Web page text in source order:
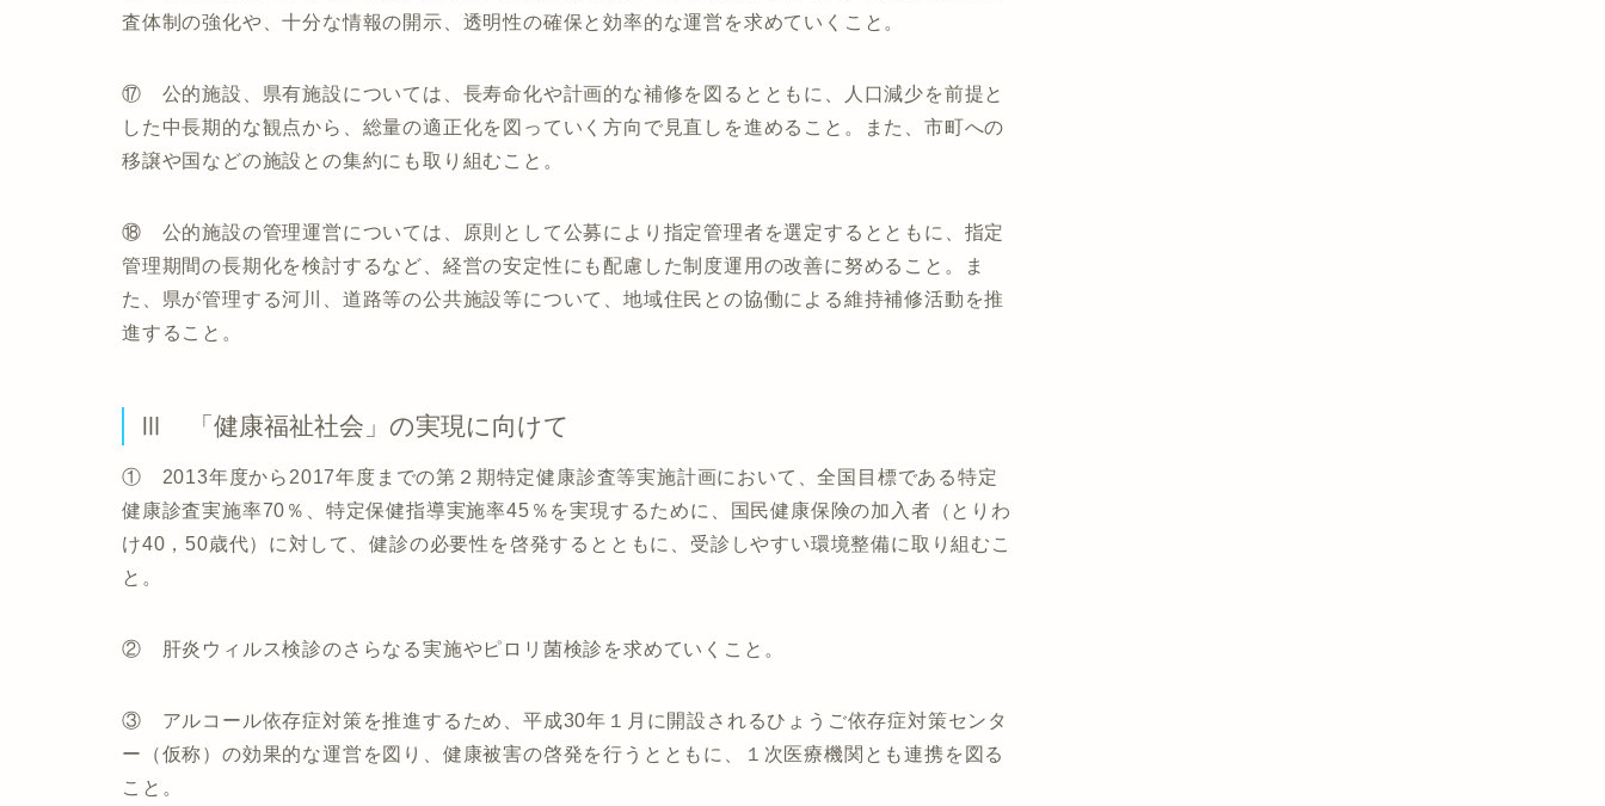
査体制の強化や、十分な情報の開示、透明性の確保と効率的な運営を求めていくこと。
⑰ 公的施設、県有施設については、長寿命化や計画的な補修を図るとともに、人口減少を前提と
した中長期的な観点から、総量の適正化を図っていく方向で見直しを進めること。また、市町への
移譲や国などの施設との集約にも取り組むこと。
⑱ 公的施設の管理運営については、原則として公募により指定管理者を選定するとともに、指定
管理期間の長期化を検討するなど、経営の安定性にも配慮した制度運用の改善に努めること。ま
た、県が管理する河川、道路等の公共施設等について、地域住民との協働による維持補修活動を推
進すること。
Ⅲ 「健康福祉社会」の実現に向けて
① 2013年度から2017年度までの第２期特定健康診査等実施計画において、全国目標である特定
健康診査実施率70％、特定保健指導実施率45％を実現するために、国民健康保険の加入者（とりわ
け40，50歳代）に対して、健診の必要性を啓発するとともに、受診しやすい環境整備に取り組むこ
と。
② 肝炎ウィルス検診のさらなる実施やピロリ菌検診を求めていくこと。
③ アルコール依存症対策を推進するため、平成30年１月に開設されるひょうご依存症対策センタ
ー（仮称）の効果的な運営を図り、健康被害の啓発を行うとともに、１次医療機関とも連携を図る
こと。